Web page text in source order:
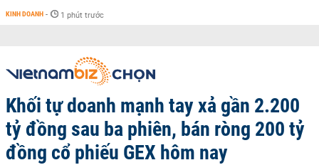
KINH DOANH - 1 phút trước
Khối tự doanh mạnh tay xả gần 2.200
tỷ đồng sau ba phiên, bán ròng 200 tỷ
đồng cổ phiếu GEX hôm nay